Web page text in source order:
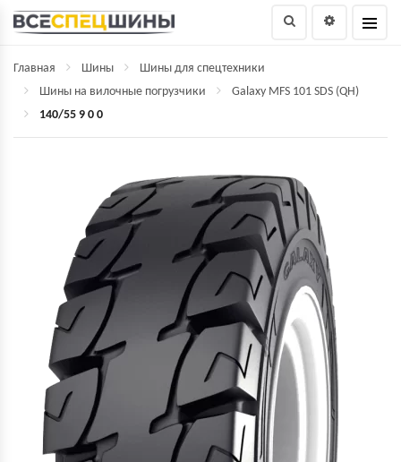
Главная Шины
Шины для спецтехники
Шины на вилочные погрузчики
Galaxy MFS 101 SDS (QH)
140/55 9 0 0